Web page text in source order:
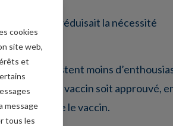
traitement réduisait la nécessité
manifestent moins
pour que le vaccin soit approuvé,
produire le vaccin.
cookies
site web,
et
message
tous les